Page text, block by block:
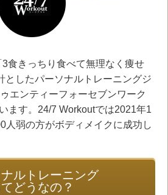
食きっちり食べて無理なく痩せ
としたパーソナルトレーニングジ
エンティーフォーセブンワーク
ます。24/7 Workoutでは2021年1
人弱の方がボディメイクに成功し
ルトレーニング
どうなの？